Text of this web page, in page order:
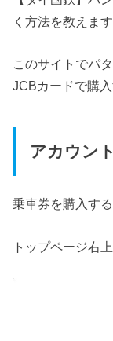
く方法を教えま
このサイトでパ
JCBカードで購
アカウン
乗車券を購入す
トップページ右